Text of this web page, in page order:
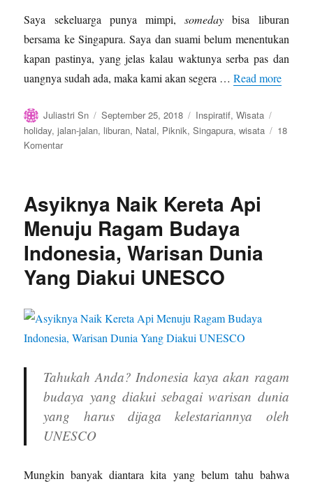
Saya sekeluarga punya mimpi,someday bisa liburan
bersama ke Singapura. Saya dan suami belum menentukan
kapan pastinya, yang jelas kalau waktunya serba pas dan
uangnya sudah ada, maka kami akan segera …Read more
Author
Juliastri Sn
Posted
on
September 25, 2018 Categories
Inspiratif,Wisata
holiday,jalan-jalan, liburan, Natal, Piknik,Singapura,wisata
18
Komentarpada
Liburan
Kemudian
Asyiknya Naik Kereta Api
Menuju Ragam Budaya
Indonesia, Warisan Dunia
Yang Diakui UNESCO
Tahukah Anda? Indonesia kaya akan ragam
budaya yang diakui sebagai warisan dunia
yang harus dijaga kelestariannya oleh
UNESCO
Mungkin banyak diantara kita yang belum tahu bahwa